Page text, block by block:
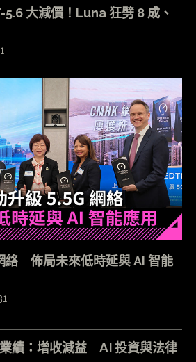
大減價！Luna 狂劈 8 成、
絡 佈局未來低時延與 AI 智能
績：增收減益 AI 投資與法律